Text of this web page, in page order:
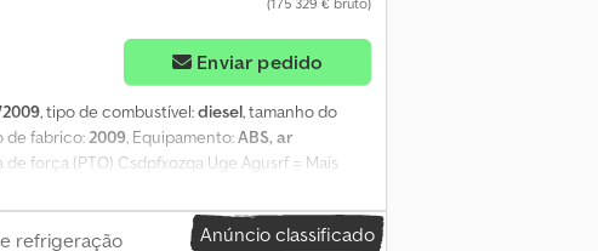
Enviar pedido
, tipo de combustível:diesel, tamanho do
de fabrico:2009, Equipamento:ABS, ar
força (PTO) Csdpfxozqa Uge Agusrf = Mais
profundidade dos sulcos dos pneus (lado
Eixo traseiro 1: Direcional; profundidade dos
pneus (lado direito): 70% Eixo traseiro 2:
Anúncio classificado
refrigeração